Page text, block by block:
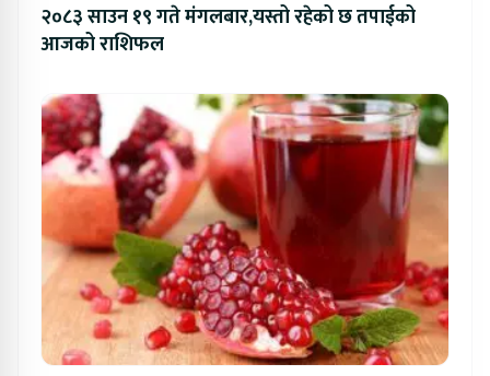
२०८३ साउन १९ गते मंगलबार,यस्तो रहेको छ तपाईको
आजको राशिफल